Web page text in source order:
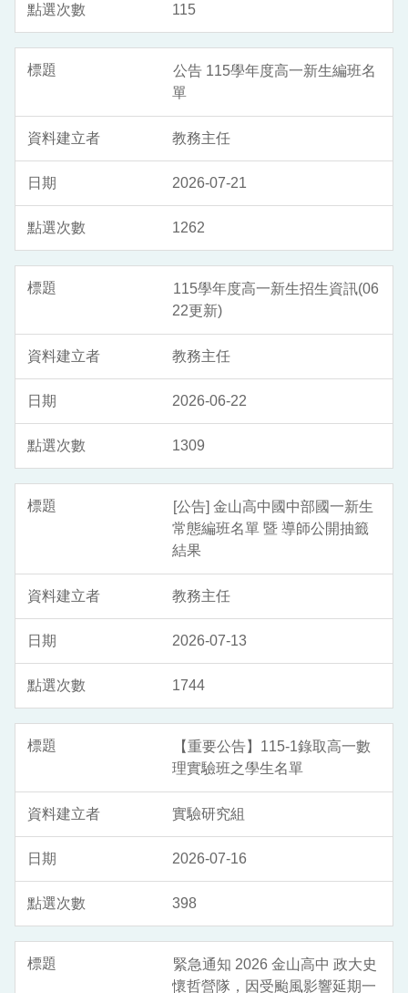
115
公告 115學年度高一新生編班名
單
教務主任
2026-07-21
1262
115學年度高一新生招生資訊(06
22更新)
教務主任
2026-06-22
1309
[公告] 金山高中國中部國一新生
常態編班名單 暨 導師公開抽籤
結果
教務主任
2026-07-13
1744
【重要公告】115-1錄取高一數
理實驗班之學生名單
實驗研究組
2026-07-16
398
緊急通知 2026 金山高中 政大史
懷哲營隊，因受颱風影響延期一